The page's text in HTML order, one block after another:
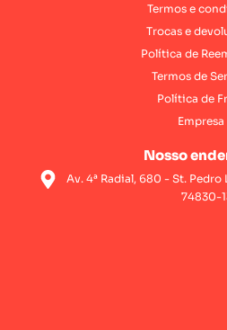
Termos e
Trocas e
Política de
Termos de
Política de
Empresa
Nosso
Av. 4ª Radial, 680 - St.
74830-